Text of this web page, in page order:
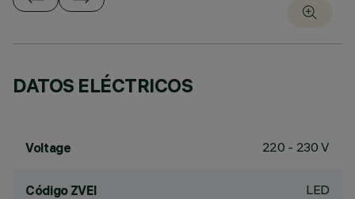
DATOS ELÉCTRICOS
Voltage 220 - 230 V
Código ZVEI LED